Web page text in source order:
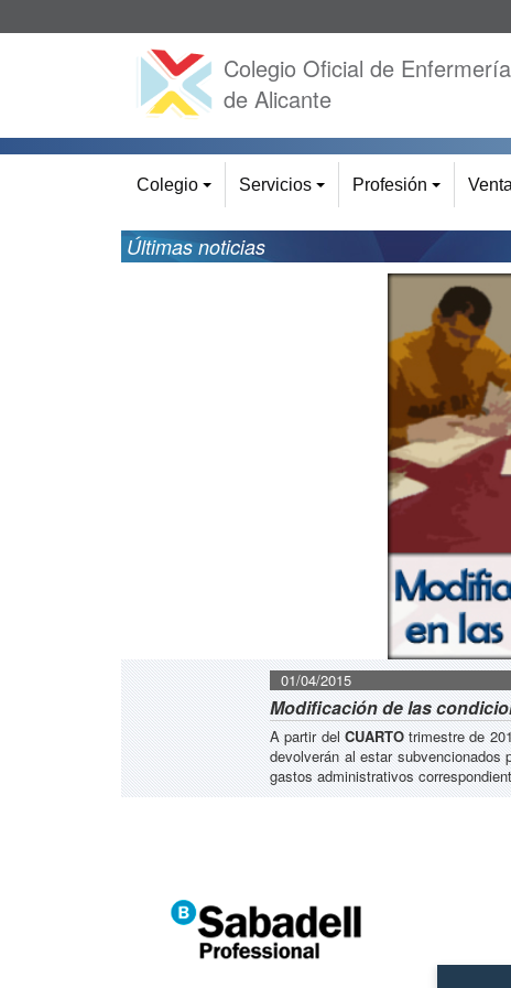
Colegio Oficial de Enfermería
de Alicante
Colegio Servicios Profesión
Últimas noticias
01/04/2015
Modificación de las
A partir del CUARTOtrimestre de
devolverán al estar
gastos administrativos